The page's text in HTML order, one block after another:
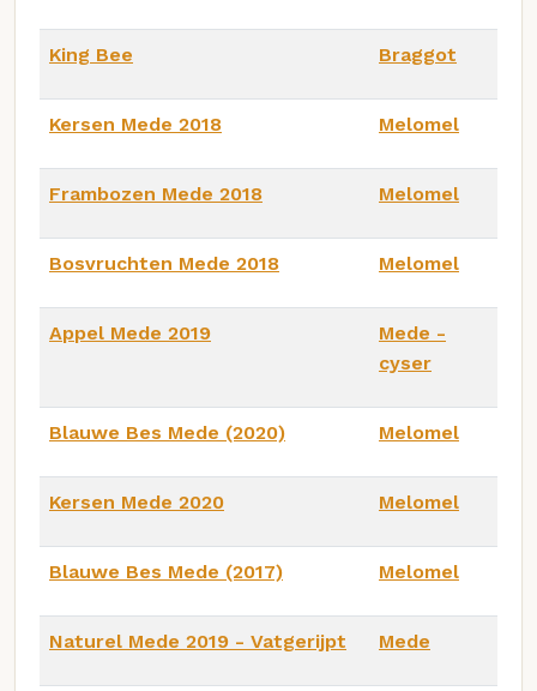
King Bee Braggot
Kersen Mede 2018 Melomel
Frambozen Mede 2018 Melomel
Bosvruchten Mede 2018 Melomel
Appel Mede 2019
Mede -
cyser
Blauwe Bes Mede (2020) Melomel
Kersen Mede 2020 Melomel
Blauwe Bes Mede (2017) Melomel
Naturel Mede 2019 - Vatgerijpt Mede